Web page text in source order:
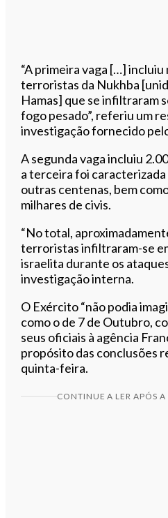
“A primeira vaga […] incluiu
terroristas da Nukhba
Hamas] que se infiltraram
fogo pesado”, referiu um
investigação fornecido
A segunda vaga incluiu
a terceira foi caracterizada
outras centenas, bem
milhares de civis.
“No total,
terroristas infiltraram-se
israelita durante os
investigação interna.
O Exército “não podia
como o de 7 de Outubro,
seus oficiais à agência
propósito das conclusões
quinta-feira.
CONTINUE A LER APÓS